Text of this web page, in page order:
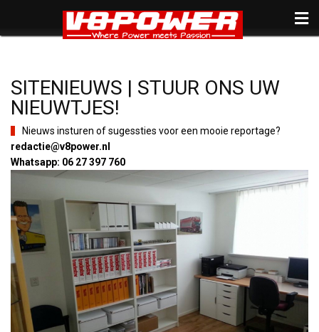
SITENIEUWS | STUUR ONS UW
NIEUWTJES!
Nieuws insturen of sugessties voor een mooie reportage?
redactie@v8power.nl
Whatsapp: 06 27 397 760